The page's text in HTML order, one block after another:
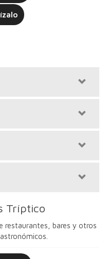
Tríptico
restaurantes, bares y otros